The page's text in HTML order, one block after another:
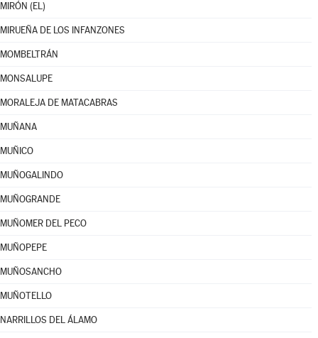
MIRÓN (EL)
MIRUEÑA DE LOS INFANZONES
MOMBELTRÁN
MONSALUPE
MORALEJA DE MATACABRAS
MUÑANA
MUÑICO
MUÑOGALINDO
MUÑOGRANDE
MUÑOMER DEL PECO
MUÑOPEPE
MUÑOSANCHO
MUÑOTELLO
NARRILLOS DEL ÁLAMO